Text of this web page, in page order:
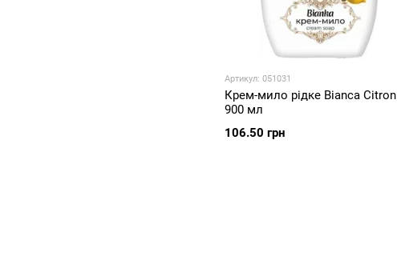
Артикул: 051031
Крем-мило рідке Bianca Citron
900 мл
106.50 грн